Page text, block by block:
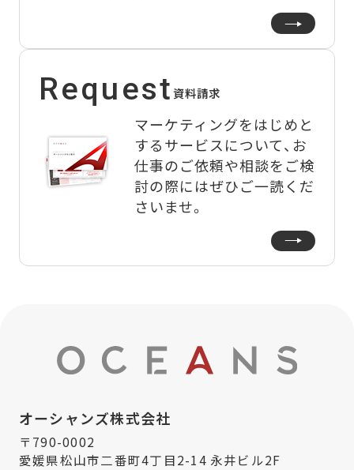
Request資料請求
マーケティングをはじめと
するサービスについて、 お
仕事のご依頼や相談をご検
討の際にはぜひご一読くだ
さいませ。
オーシャンズ株式会社
〒790-0002
愛媛県松山市二番町4丁目2-14 永井ビル2F